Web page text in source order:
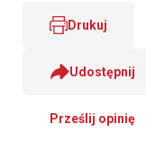
Drukuj
Udostępnij
Prześlij opinię